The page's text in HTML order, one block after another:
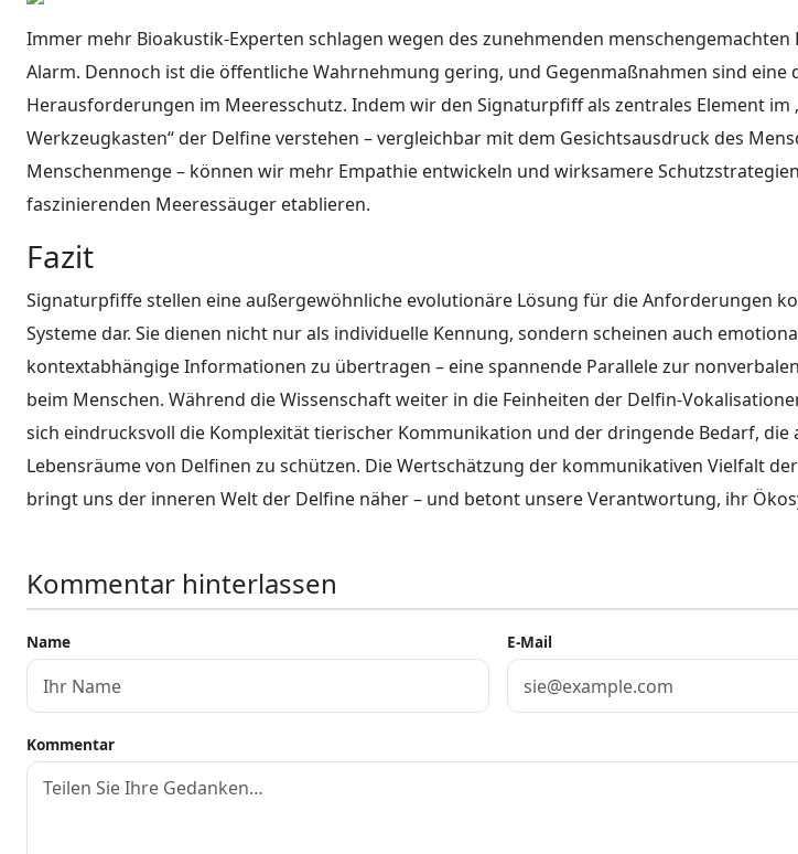
Immer mehr Bioakustik-Experten schlagen wegen des zunehmenden menschengemachten
Alarm. Dennoch ist die öffentliche Wahrnehmung gering, und Gegenmaßnahmen sind eine
Herausforderungen im Meeresschutz. Indem wir den Signaturpfiff als zentrales Element im
Werkzeugkasten“ der Delfine verstehen – vergleichbar mit dem Gesichtsausdruck des
Menschenmenge – können wir mehr Empathie entwickeln und wirksamere
faszinierenden Meeressäuger etablieren.
Fazit
Signaturpfiffe stellen eine außergewöhnliche evolutionäre Lösung für die Anforderungen
Systeme dar. Sie dienen nicht nur als individuelle Kennung, sondern scheinen auch
kontextabhängige Informationen zu übertragen – eine spannende Parallele zur
beim Menschen. Während die Wissenschaft weiter in die Feinheiten der Delfin-
sich eindrucksvoll die Komplexität tierischer Kommunikation und der dringende Bedarf, die
Lebensräume von Delfinen zu schützen. Die Wertschätzung der kommunikativen Vielfalt
bringt uns der inneren Welt der Delfine näher – und betont unsere Verantwortung, ihr
Kommentar hinterlassen
Name E-Mail
Kommentar